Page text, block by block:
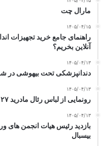
مارال چت
۱۴۰۵/۰۴/۱۵
راهنمای جامع خرید تجهیزات
آنلاین بخریم؟
۱۴۰۵/۰۴/۱۳
دندانپزشکی تحت بیهوشی در
۱۴۰۵/۰۴/۱۳
رونمایی از لباس رئال مادرید ۲۰۲۷ | نقد و بررسی
۱۴۰۵/۰۴/۱۳
بازدید رئیس هیات انجمن های
بیسبال